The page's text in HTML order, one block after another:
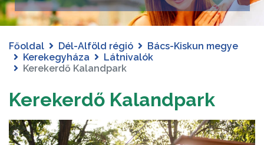
Főoldal Dél-Alföld régió
Bács-Kiskun megye
Kerekegyháza
Látnivalók
Kerekerdő Kalandpark
Kerekerdő Kalandpark